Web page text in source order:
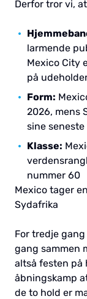
Derfor tror vi,
larmende
Mexico City
på
Form:
2026, mens
sine seneste
Klasse:
nummer 60
Mexico tager
Sydafrika
For tredje
gang sammen
altså festen på
åbningskamp
de to hold er